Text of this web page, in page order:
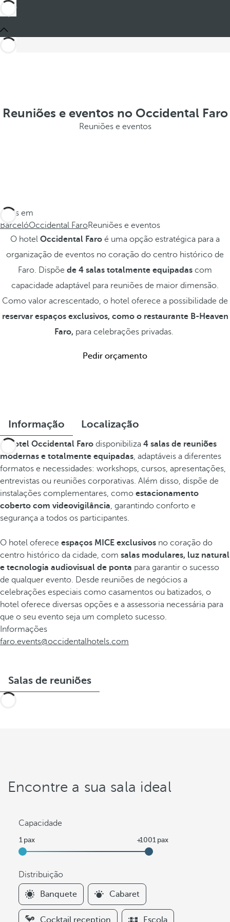
Reuniões e eventos no Occidental Faro
Reuniões e eventos
Estes em
BarcelóOccidental FaroReuniões e eventos
O hotel Occidental Faro é uma opção estratégica para a
organização de eventos no coração do centro histórico de
Faro. Dispõe de 4 salas totalmente equipadas com
capacidade adaptável para reuniões de maior dimensão.
Como valor acrescentado, o hotel oferece a possibilidade de
reservar espaços exclusivos, como o restaurante B-Heaven
Faro, para celebrações privadas.
Pedir orçamento
Informação Localização
O hotel Occidental Faro disponibiliza 4 salas de reuniões
modernas e totalmente equipadas, adaptáveis a diferentes
formatos e necessidades: workshops, cursos, apresentações,
entrevistas ou reuniões corporativas. Além disso, dispõe de
instalações complementares, como estacionamento
coberto com videovigilância, garantindo conforto e
segurança a todos os participantes.
O hotel oferece espaços MICE exclusivos no coração do
centro histórico da cidade, com salas modulares, luz natural
e tecnologia audiovisual de ponta para garantir o sucesso
de qualquer evento. Desde reuniões de negócios a
celebrações especiais como casamentos ou batizados, o
hotel oferece diversas opções e a assessoria necessária para
que o seu evento seja um completo sucesso.
Informações
faro.events@occidentalhotels.com
Salas de reuniões
Encontre a sua sala ideal
Capacidade
Distribuição
F
i
l
Banquete Cabaret
Cocktail reception Escola